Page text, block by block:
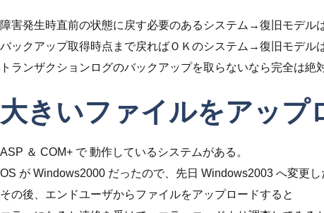
障害発生時直前の状態に戻す必要のあるシステム→復旧モデル
バックアップ取得時点まで戻ればＯＫのシステム→復旧モデル
トランザクションログのバックアップを取らないなら完全は絶
大きいファイルをアッ
ASP ＆ COM+ で 動作しているシステムがある。
OS が Windows2000 だったので、先日 Windows2003 へ変更し
その後、エンドユーザからファイルをアップロードすると